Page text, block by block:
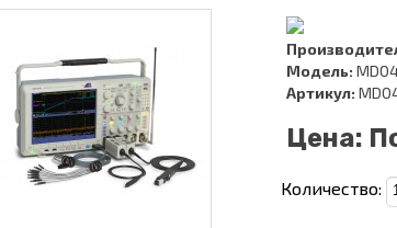
Модель:
Артикул:
Цена:
Количество: